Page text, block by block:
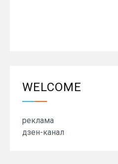
WELCOME
реклама
дзен-канал